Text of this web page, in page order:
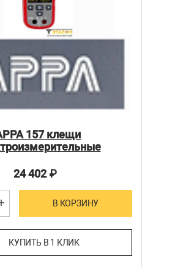
157 клещи
24 402₽
В КОРЗИНУ
КУПИТЬ В 1 КЛИК